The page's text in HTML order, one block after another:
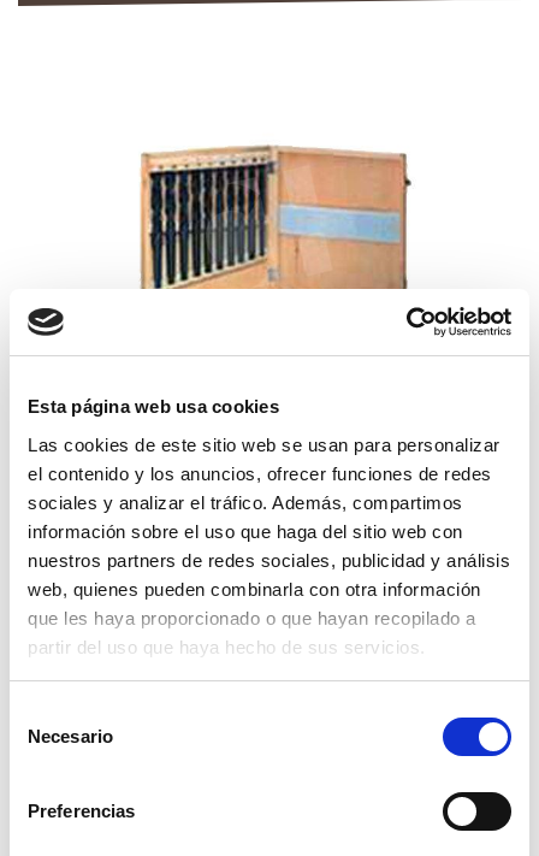
Esta página web usa cookies
Las cookies de este sitio web se usan para personalizar
el contenido y los anuncios, ofrecer funciones de redes
sociales y analizar el tráfico. Además, compartimos
información sobre el uso que haga del sitio web con
nuestros partners de redes sociales, publicidad y análisis
web, quienes pueden combinarla con otra información
que les haya proporcionado o que hayan recopilado a
partir del uso que haya hecho de sus servicios.
Necesario
Preferencias
brocas hss mk-3 juego
284,35€ comprar